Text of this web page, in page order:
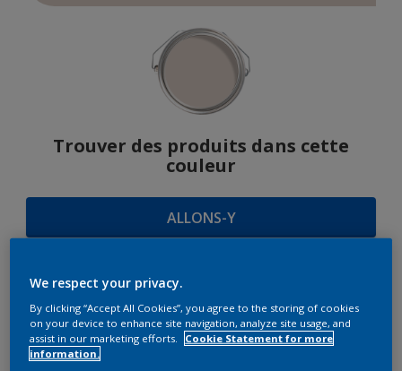
Trouver des produits dans cette
couleur
ALLONS-Y
SUGGESTIONS
D'HARMONIES
We respect your privacy.
By clicking “Accept All Cookies”, you agree to the storing of cookies
on your device to enhance site navigation, analyze site usage, and
assist in our marketing efforts.
Cookie Statement for more
information.